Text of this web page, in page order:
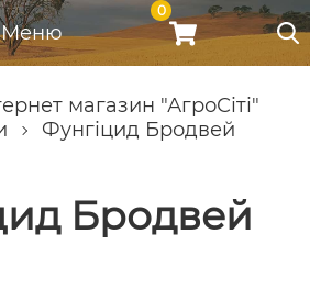
Меню
0
магазин "АгроСіті"
Фунгіцид Бродвей
Бродвей